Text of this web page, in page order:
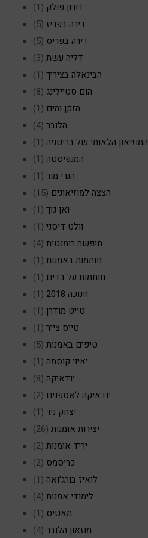
דורון פולק (1)
דירה בפריז (5)
דירה בפריס (5)
דליה עשת (3)
הבינאלה בציריך (1)
הום סטיילינג (8)
הזקן והים (1)
הלובר (4)
המוזיאון הלאומי של בריטניה (1)
המנפיסטה (1)
הנרי מור (1)
הצצה למוזיאונים (15)
ואן גוך (1)
וולט דיסני (1)
חופשה רומנטית (4)
חותמות באמנות (1)
חותמות על בדים (1)
חנוכה 2018
(1)
טייט מודרן (1)
טייס צייר (1)
טיפים באמנות (5)
יאיוי קוסמה (1)
יודאיקה (8)
יודאיקה לאספנים (2)
יצחק ניר (1)
יצירות אומנות (26)
יריד אומנות (2)
כריסמס (2)
לואיז בורג'ואה (1)
לימודי אמנות (4)
מאטיס (1)
מוזאון הלובר (4)